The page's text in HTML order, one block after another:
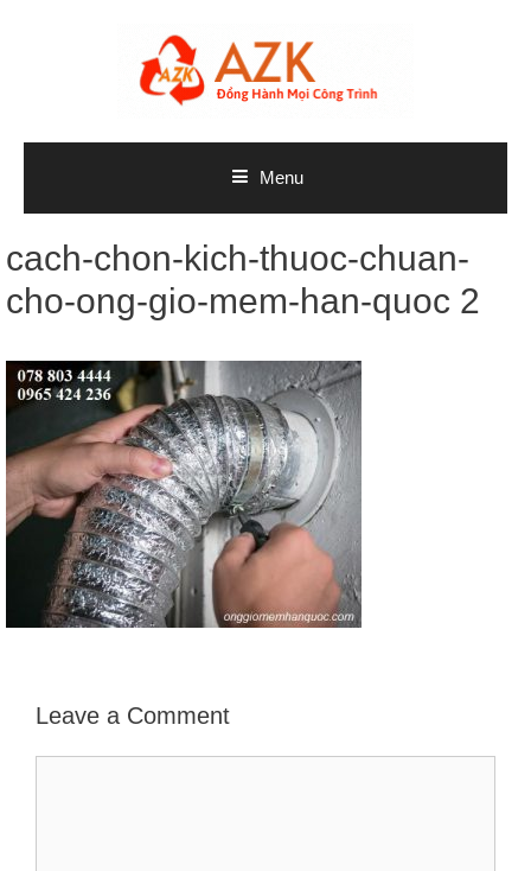
Menu
cach-chon-kich-thuoc-chuan-
cho-ong-gio-mem-han-quoc 2
Leave a Comment